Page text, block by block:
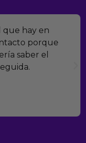
que hay en
porque
saber el